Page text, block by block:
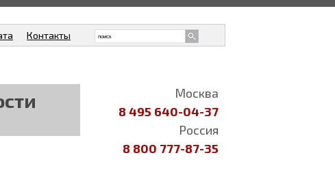
Контакты
Москва
8 495 640-04-37
Россия
8 800 777-87-35